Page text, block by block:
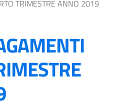
TRIMESTRE ANNO 2019